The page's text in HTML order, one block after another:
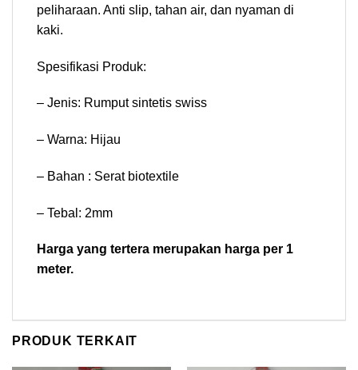
peliharaan. Anti slip, tahan air, dan nyaman di
kaki.
Spesifikasi Produk:
– Jenis: Rumput sintetis swiss
– Warna: Hijau
– Bahan : Serat biotextile
– Tebal: 2mm
Harga yang tertera merupakan harga per 1
meter.
PRODUK TERKAIT